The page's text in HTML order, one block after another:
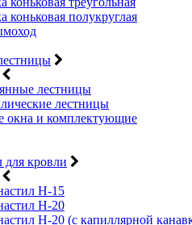
коньковая полукруглая
лестницы
лестницы
окна и комплектующие
кровли
Н-15
Н-20
Н-20 (с капиллярной